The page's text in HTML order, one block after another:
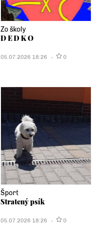
Zo školy
D E D K O
05.07.2026 18:26 0
Šport
Stratený psík
05.07.2026 18:26 0